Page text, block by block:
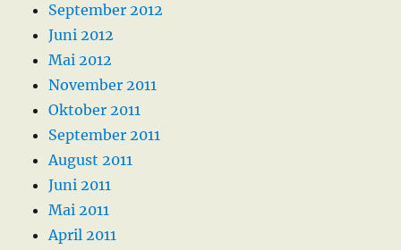
September 2012
Juni 2012
Mai 2012
November 2011
Oktober 2011
September 2011
August 2011
Juni 2011
Mai 2011
April 2011